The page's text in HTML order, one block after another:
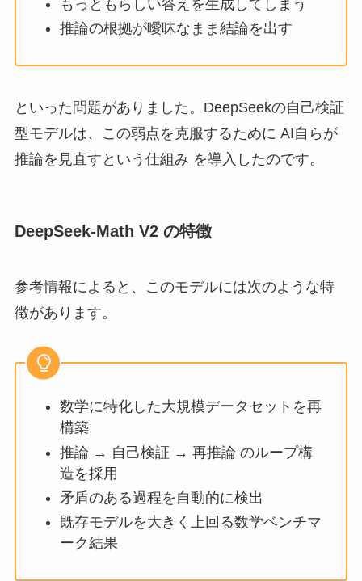
もっともらしい答えを生成してしまう
推論の根拠が曖昧なまま結論を出す
といった問題がありました。DeepSeekの自己検証
型モデルは、この弱点を克服するために AI自らが
推論を見直すという仕組み を導入したのです。
DeepSeek-Math V2 の特徴
参考情報によると、このモデルには次のような特
徴があります。
数学に特化した大規模データセットを再
構築
推論 → 自己検証 → 再推論 のループ構
造を採用
矛盾のある過程を自動的に検出
既存モデルを大きく上回る数学ベンチマ
ーク結果